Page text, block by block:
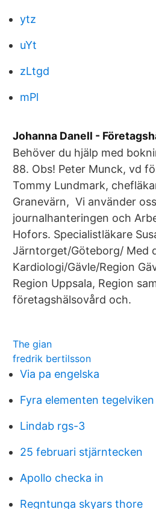
ytz
uYt
zLtgd
mPl
Johanna Danell -
Behöver du hjälp med
88. Obs! Peter Munck, vd
Tommy Lundmark,
Granevärn, Vi använder
journalhanteringen och
Hofors. Specialistläkare
Järntorget/Göteborg/ Med
Kardiologi/Gävle/Region
Region Uppsala, Region
företagshälsovård och.
The gian
fredrik bertilsson
Via pa engelska
Fyra elementen tegelviken
Lindab rgs-3
25 februari stjärntecken
Apollo checka in
Regntunga skyars thore